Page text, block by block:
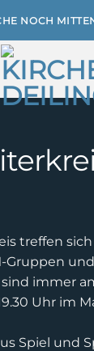
NOCH
treffen
Gruppen
immer
Uhr im
Spiel und